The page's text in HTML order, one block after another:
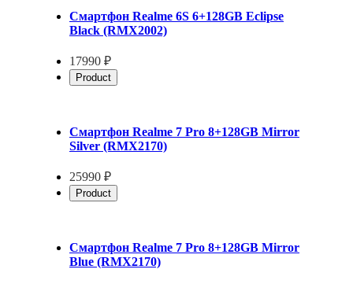
Смартфон Realme 6S 6+128GB Eclipse
Black (RMX2002)
17990 ₽
Product
Смартфон Realme 7 Pro 8+128GB Mirror
Silver (RMX2170)
25990 ₽
Product
Смартфон Realme 7 Pro 8+128GB Mirror
Blue (RMX2170)